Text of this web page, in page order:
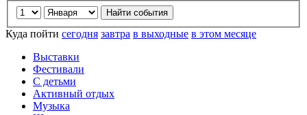
Куда пойти сегодня завтра в выходные в этом месяце
Выставки
Фестивали
С детьми
Активный отдых
Музыка